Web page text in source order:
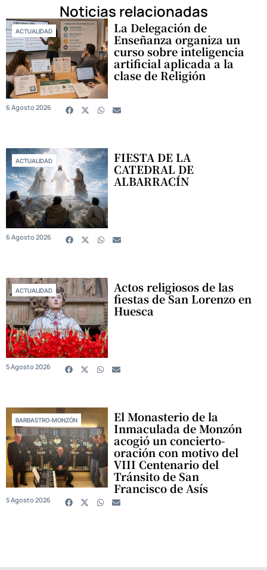
Noticias relacionadas
ACTUALIDAD La Delegación de
Enseñanza organiza un
curso sobre inteligencia
artificial aplicada a la
clase de Religión
6 Agosto 2026
ACTUALIDAD FIESTA DE LA
CATEDRAL DE
ALBARRACÍN
6 Agosto 2026
ACTUALIDAD Actos religiosos de las
fiestas de San Lorenzo en
Huesca
5 Agosto 2026
BARBASTRO-MONZÓN El Monasterio de la
Inmaculada de Monzón
acogió un concierto-
oración con motivo del
VIII Centenario del
Tránsito de San
Francisco de Asís
5 Agosto 2026